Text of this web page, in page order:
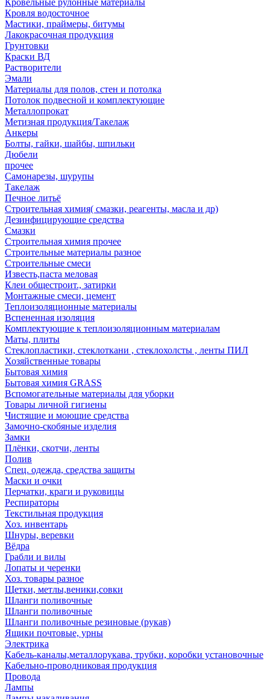
Кровельные рулонные материалы
Кровля водосточное
Мастики, праймеры, битумы
Лакокрасочная продукция
Грунтовки
Краски ВД
Растворители
Эмали
Материалы для полов, стен и потолка
Потолок подвесной и комплектующие
Металлопрокат
Метизная продукция/Такелаж
Анкеры
Болты, гайки, шайбы, шпильки
Дюбели
прочее
Самонарезы, шурупы
Такелаж
Печное литьё
Строительная химия( смазки, реагенты, масла и др)
Дезинфицирующие средства
Смазки
Строительная химия прочее
Строительные материалы разное
Строительные смеси
Известь,паста меловая
Клеи общестроит., затирки
Монтажные смеси, цемент
Теплоизоляционные материалы
Вспененная изоляция
Комплектующие к теплоизоляционным материалам
Маты, плиты
Стеклопластики, стеклоткани , стеклохолсты , ленты ПИЛ
Хозяйственные товары
Бытовая химия
Бытовая химия GRASS
Вспомогательные материалы для уборки
Товары личной гигиены
Чистящие и моющие средства
Замочно-скобяные изделия
Замки
Плёнки, скотчи, ленты
Полив
Спец. одежда, средства защиты
Маски и очки
Перчатки, краги и руковицы
Респираторы
Текстильная продукция
Хоз. инвентарь
Шнуры, веревки
Вёдра
Грабли и вилы
Лопаты и черенки
Хоз. товары разное
Щетки, метлы,веники,совки
Шланги поливочные
Шланги поливочные
Шланги поливочные резиновые (рукав)
Ящики почтовые, урны
Электрика
Кабель-каналы,металлорукава, трубки, коробки установочные
Кабельно-проводниковая продукция
Провода
Лампы